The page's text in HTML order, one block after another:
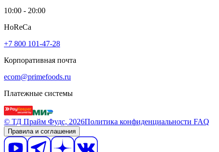
10:00 - 20:00
HoReCa
+7 800 101-47-28
Корпоративная почта
ecom@primefoods.ru
Платежные системы
© ТД Прайм Фудс, 2026Политика конфиденциальности FAQ
Правила и соглашения